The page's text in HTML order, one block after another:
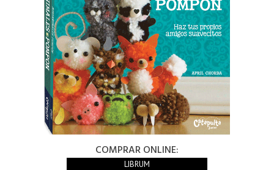
COMPRAR ONLINE:
LIBRUM